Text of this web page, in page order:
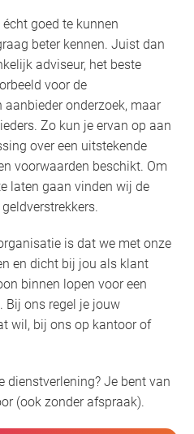
goed te kunnen
beter kennen. Juist dan
adviseur, het beste
voor de
onderzoek, maar
Zo kun je ervan op aan
over een uitstekende
voorwaarden beschikt. Om
laten gaan vinden wij de
is dat we met onze
en dicht bij jou als klant
binnen lopen voor een
Bij ons regel je jouw
wil, bij ons op kantoor of
dienstverlening? Je bent van
(ook zonder afspraak).